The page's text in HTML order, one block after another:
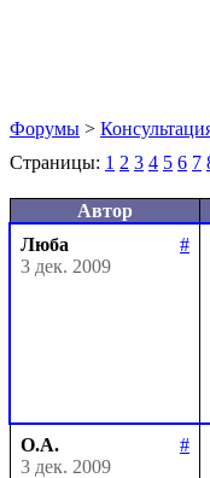
Форумы >
Страницы: 1 2 3 4 5 6 7
Автор
Люба
#
3 дек. 2009
О.А.
#
3 дек. 2009